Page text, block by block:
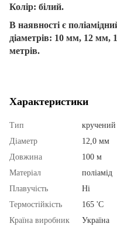
Колір: білий.
В наявності є
діаметрів: 10 мм, 12 мм,
метрів.
Характеристики
Тип
кручений
Діаметр
12,0 мм
Довжина
100 м
Матеріал
поліамід
Плавучість
Ні
Термостійкість
165 'С
Країна виробник
Україна